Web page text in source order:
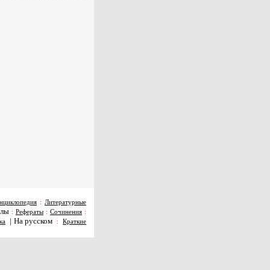
: Литературные
: Рефераты:Сочинения :
| На русском :Краткие